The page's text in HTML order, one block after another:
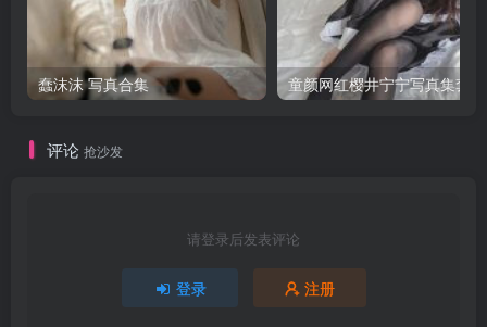
蠢沫沫 写真合集 童颜网红樱井宁宁写真集套图
评论 抢沙发
请登录后发表评论
登录 注册